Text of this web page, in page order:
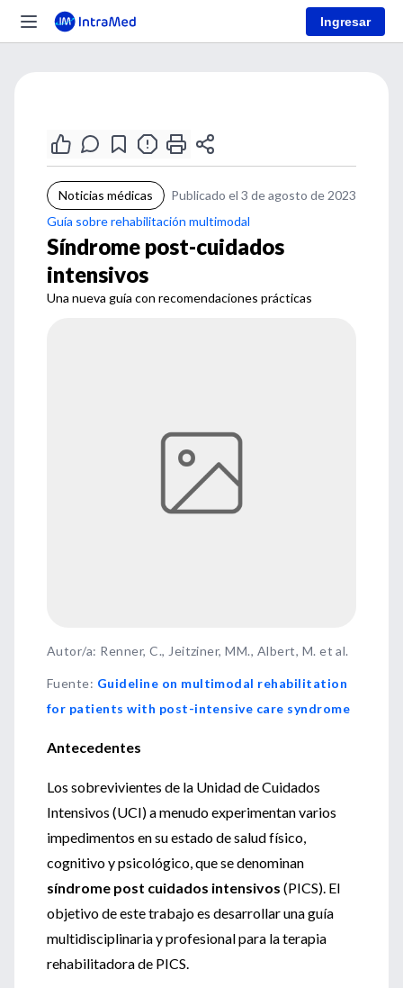
Ingresar
Noticias médicas
Publicado el 3 de agosto de 2023
Guía sobre rehabilitación multimodal
Síndrome post-cuidados
intensivos
Una nueva guía con recomendaciones prácticas
Autor/a: Renner, C., Jeitziner, MM., Albert, M. et al.
Fuente: Guideline on multimodal rehabilitation
for patients with post-intensive care syndrome
Antecedentes
Los sobrevivientes de la Unidad de Cuidados
Intensivos (UCI) a menudo experimentan varios
impedimentos en su estado de salud físico,
cognitivo y psicológico, que se denominan
síndrome post cuidados intensivos (PICS). El
objetivo de este trabajo es desarrollar una guía
multidisciplinaria y profesional para la terapia
rehabilitadora de PICS.